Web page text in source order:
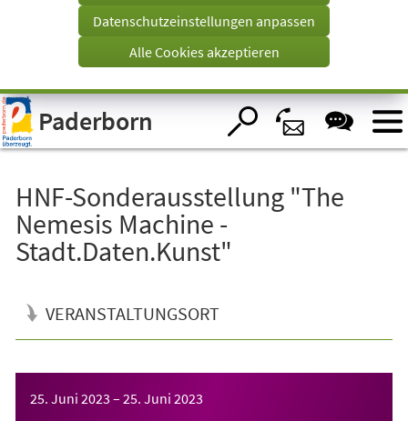
Visuelle
Assistenzsoftware
öffnen.
Tab)
Datenschutzeinstellungen anpassen
Alle Cookies akzeptieren
Paderborn
HNF-Sonderausstellung "The
Nemesis Machine -
Stadt.Daten.Kunst"
VERANSTALTUNGSORT
25. Juni 2023 – 25. Juni 2023